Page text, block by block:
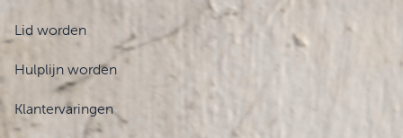
Lid worden
Hulplijn worden
Klantervaringen